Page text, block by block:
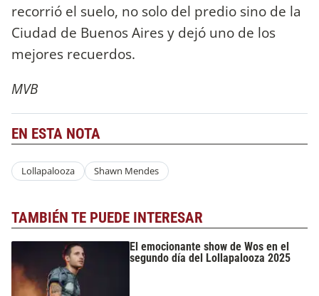
recorrió el suelo, no solo del predio sino de la
Ciudad de Buenos Aires y dejó uno de los
mejores recuerdos.
MVB
EN ESTA NOTA
Lollapalooza Shawn Mendes
TAMBIÉN TE PUEDE INTERESAR
El emocionante show de Wos en el
segundo día del Lollapalooza 2025